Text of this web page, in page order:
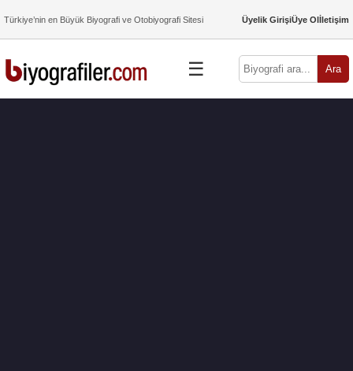
Türkiye’nin en Büyük Biyografi ve Otobiyografi Sitesi Üyelik GirişiÜye Olİletişim
☰ Ara